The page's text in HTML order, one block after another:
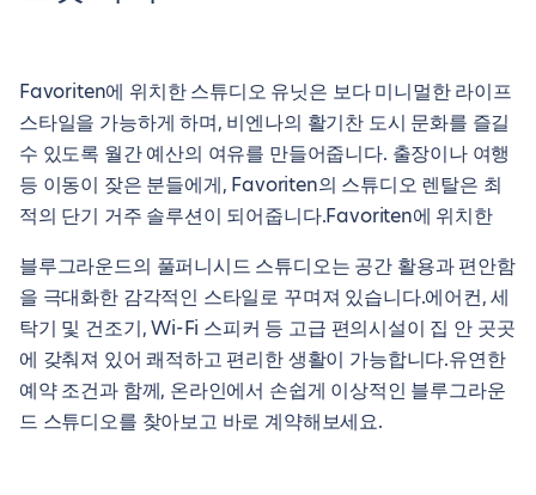
Favoriten에 위치한 스튜디오 유닛은 보다 미니멀한 라이프
스타일을 가능하게 하며, 비엔나의 활기찬 도시 문화를 즐길
수 있도록 월간 예산의 여유를 만들어줍니다. 출장이나 여행
등 이동이 잦은 분들에게, Favoriten의 스튜디오 렌탈은 최
적의 단기 거주 솔루션이 되어줍니다.Favoriten에 위치한
블루그라운드의 풀퍼니시드 스튜디오는 공간 활용과 편안함
을 극대화한 감각적인 스타일로 꾸며져 있습니다.에어컨, 세
탁기 및 건조기, Wi-Fi 스피커 등 고급 편의시설이 집 안 곳곳
에 갖춰져 있어 쾌적하고 편리한 생활이 가능합니다.유연한
예약 조건과 함께, 온라인에서 손쉽게 이상적인 블루그라운
드 스튜디오를 찾아보고 바로 계약해보세요.